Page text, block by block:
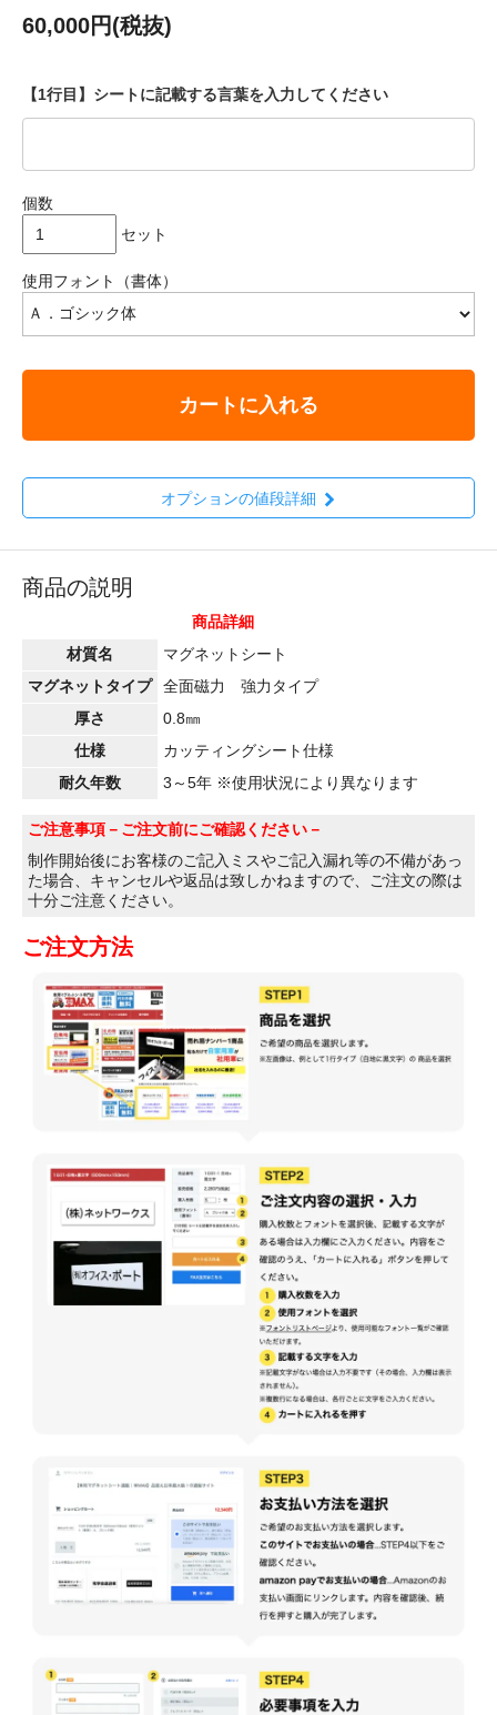
60,000円(税抜)
【1行目】シートに記載する言葉を入力してください
個数
セット
使用フォント（書体）
カートに入れる
オプションの値段詳細
商品の説明
商品詳細
材質名
マグネットシート
マグネットタイプ
全面磁力 強力タイプ
厚さ
0.8㎜
仕様
カッティングシート仕様
耐久年数
3～5年 ※使用状況により異なります
ご注意事項 －ご注文前にご確認ください－
制作開始後にお客様のご記入ミスやご記入漏れ等の不備があっ
た場合、キャンセルや返品は致しかねますので、ご注文の際は
十分ご注意ください。
ご注文方法